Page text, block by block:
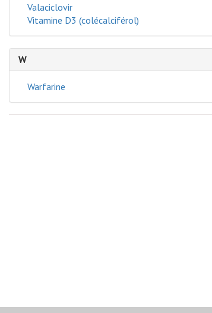
Valaciclovir
Vitamine D3 (colécalciférol)
W
Warfarine